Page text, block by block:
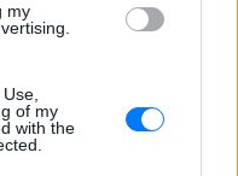
my
of my
with the
και ο 21χρονος γιος της
στην Παλαιοκώμη.
στο κέντρο της
Έσπασαν το